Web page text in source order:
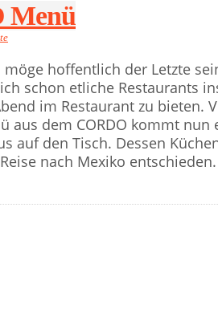
Menü
möge hoffentlich der Letzte
schon etliche Restaurants
im Restaurant zu bieten.
aus dem CORDO kommt
auf den Tisch. Dessen
nach Mexiko